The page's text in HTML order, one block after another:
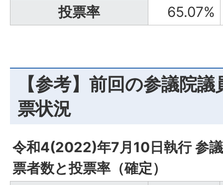
投票率
65.07%
【参考】前回の参議院
票状況
令和4(2022)年7月10日執行 参
票者数と投票率（確定）